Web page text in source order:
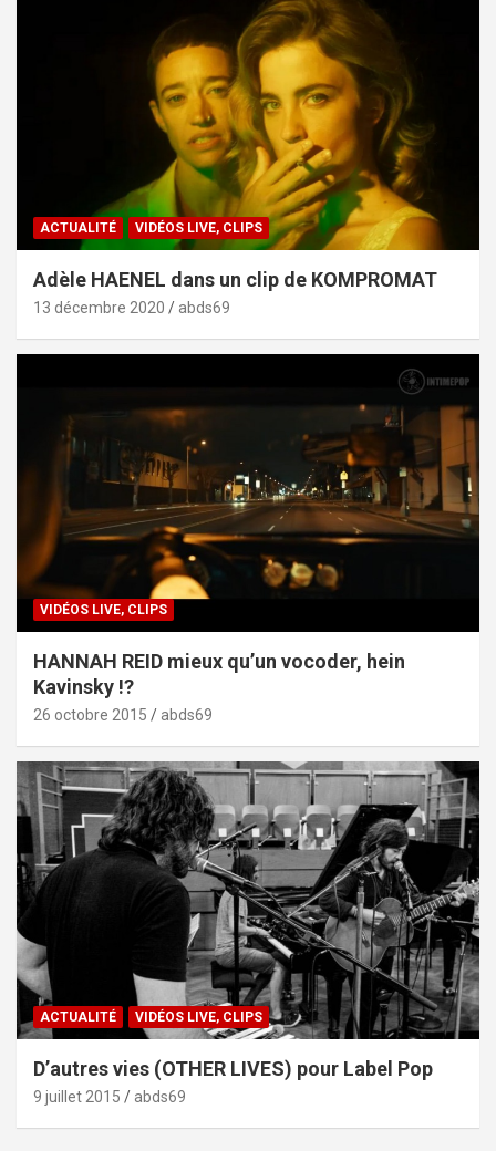
ACTUALITÉ VIDÉOS LIVE, CLIPS
Adèle HAENEL dans un clip de KOMPROMAT
13 décembre 2020 abds69
VIDÉOS LIVE, CLIPS
HANNAH REID mieux qu’un vocoder, hein
Kavinsky !?
26 octobre 2015 abds69
ACTUALITÉ VIDÉOS LIVE, CLIPS
D’autres vies (OTHER LIVES) pour Label Pop
9 juillet 2015 abds69